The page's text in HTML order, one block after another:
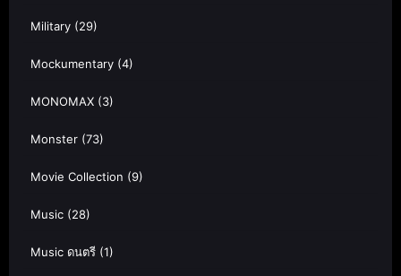
Military (29)
Mockumentary (4)
MONOMAX (3)
Monster (73)
Movie Collection (9)
Music (28)
Music ดนตรี (1)